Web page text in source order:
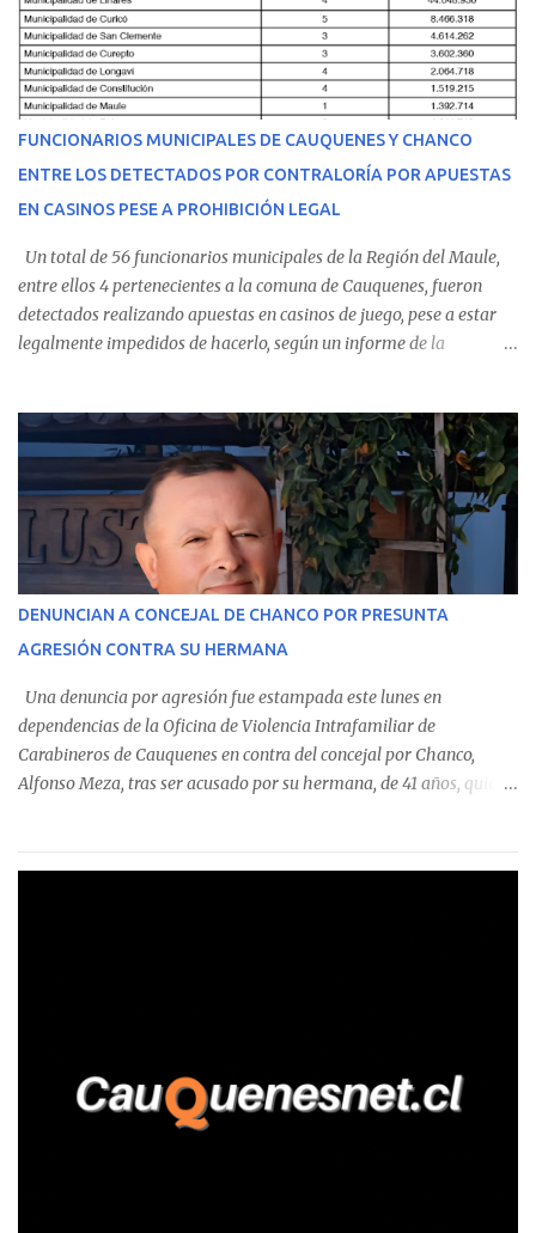
Regional de Talca y dado la urgencia la ambulancia partió hacia
Talca con escolta de Carabineros. En medio del traslado, el
estudiante de medicina de 25 años, se agravó y pese a los esfuerzos
del personal de emergencia terminó falleciendo, sin alcanzar a
recibir atención especializada en el centro de destino. Apenas se
conoció la gravedad de su condición, sus padres —residentes en
Villarrica— se trasladaron a Cauquenes con la esperanza de una
evolución favorable. No obstante, alrededo...
FUNCIONARIOS MUNICIPALES DE CAUQUENES Y CHANCO
ENTRE LOS DETECTADOS POR CONTRALORÍA POR APUESTAS
EN CASINOS PESE A PROHIBICIÓN LEGAL
Un total de 56 funcionarios municipales de la Región del Maule,
entre ellos 4 pertenecientes a la comuna de Cauquenes, fueron
detectados realizando apuestas en casinos de juego, pese a estar
legalmente impedidos de hacerlo, según un informe de la
estableció que estos funcionarios —quienes administran o
custodian fondos públicos— efectuaron transacciones por un
monto total de $116.075.918 entre enero de 2024 y junio de 2025.
En el detalle regional, se indica que en la comuna de Cauquenes se
identificó a cuatro funcionarios involucrados en este tipo de
operaciones. Asimismo, se precisa que uno de los casos
corresponde a un funcionario de la Municipalidad de Chanco,
detectaron incumplimientos a la normativa vigente. El informe
precisa que la mayor cantidad de dinero apostado se registró en
Talca, donde...
DENUNCIAN A CONCEJAL DE CHANCO POR PRESUNTA
AGRESIÓN CONTRA SU HERMANA
Una denuncia por agresión fue estampada este lunes en
dependencias de la Oficina de Violencia Intrafamiliar de
Carabineros de Cauquenes en contra del concejal por Chanco,
Alfonso Meza, tras ser acusado por su hermana, de 41 años, quien
relató que los hechos ocurrieron cerca de las 11:30 horas en el
trabajadores, el edil descendió del vehículo y, en medio de la
confrontación, la habría tomado de los hombros, empujado al
suelo y agredido con golpes de pies y manos, mientr...